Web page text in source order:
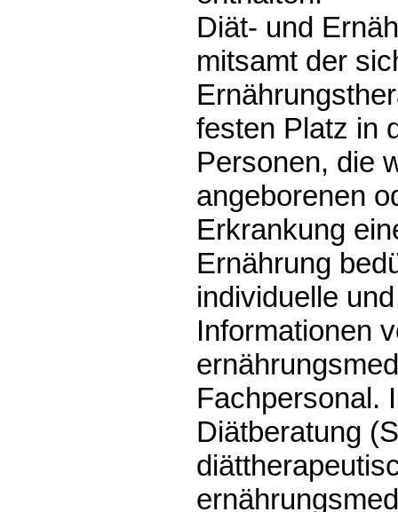
Diät- und
mitsamt der
festen Platz in
Personen, die
angeborenen
Erkrankung
Ernährung
individuelle
Informationen
Fachpersonal.
Diätberatung